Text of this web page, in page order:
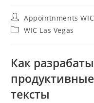
Post
author:
Appointnments WIC
PostWIC Las Vegas
Как
тексты